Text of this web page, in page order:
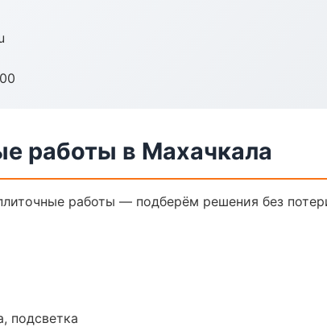
работы в Махачкала
работы — подберём решения без
подсветка